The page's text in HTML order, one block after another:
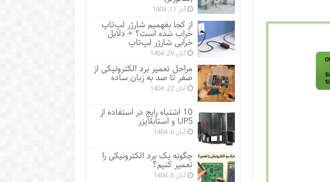
آذر 11, 1404
از کجا بفهمیم شارژر لپ‌تاپ
خراب شده است؟ + دلایل
خرابی شارژر لپ‌تاپ
آبان 29, 1404
مراحل تعمیر برد الکترونیکی از
صفر تا صد به زبان ساده
آبان 22, 1404
10 اشتباه رایج در استفاده از
UPS و استابلایزر
آبان 6, 1404
چگونه یک برد الکترونیکی را
تعمیر کنیم؟
آبان 6, 1404